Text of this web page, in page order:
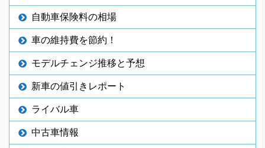
自動車保険料の相場
車の維持費を節約！
モデルチェンジ推移と予想
新車の値引きレポート
ライバル車
中古車情報